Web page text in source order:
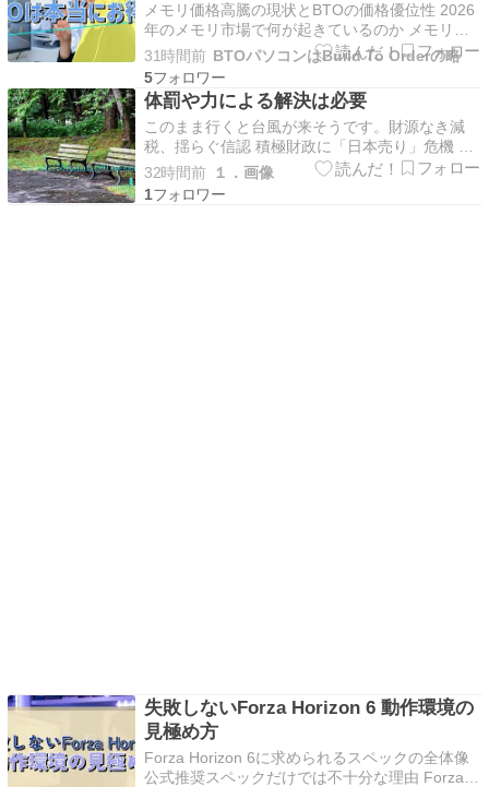
メモリ価格高騰の現状とBTOの価格優位性 2026
年のメモリ市場で何が起きているのか メモリ価
格が急激に上昇しています。 DDR5メモリの
32GBキットが、わずか半年前と比較して1.8倍か
ら2倍近い価格になっているのをご存知でしょう
か。 この価格高騰の背景には、半導体製造キャ
パシ…
31時間前 BTOパソコンはBuild To Orderの略
5
体罰や力による解決は必要
このまま行くと台風が来そうです。財源なき減
税、揺らぐ信認 積極財政に「日本売り」危機 高
市政権「悲願」に固執〔深層探訪〕左翼メディア
はこう言ってるようですが、本当ですかね？財務
省の犬だと思うんですが？日本は日本の良さを取
32時間前
１．画像
1
失敗しないForza Horizon 6 動作環境の
見極め方
Forza Horizon 6に求められるスペックの全体像
公式推奨スペックだけでは不十分な理由 Forza